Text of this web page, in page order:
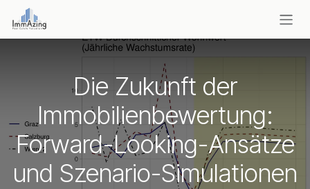
Zum Inhalt springen
Die Zukunft der
Immobilienbewertung:
Forward-Looking-Ansätze
und Szenario-Simulationen